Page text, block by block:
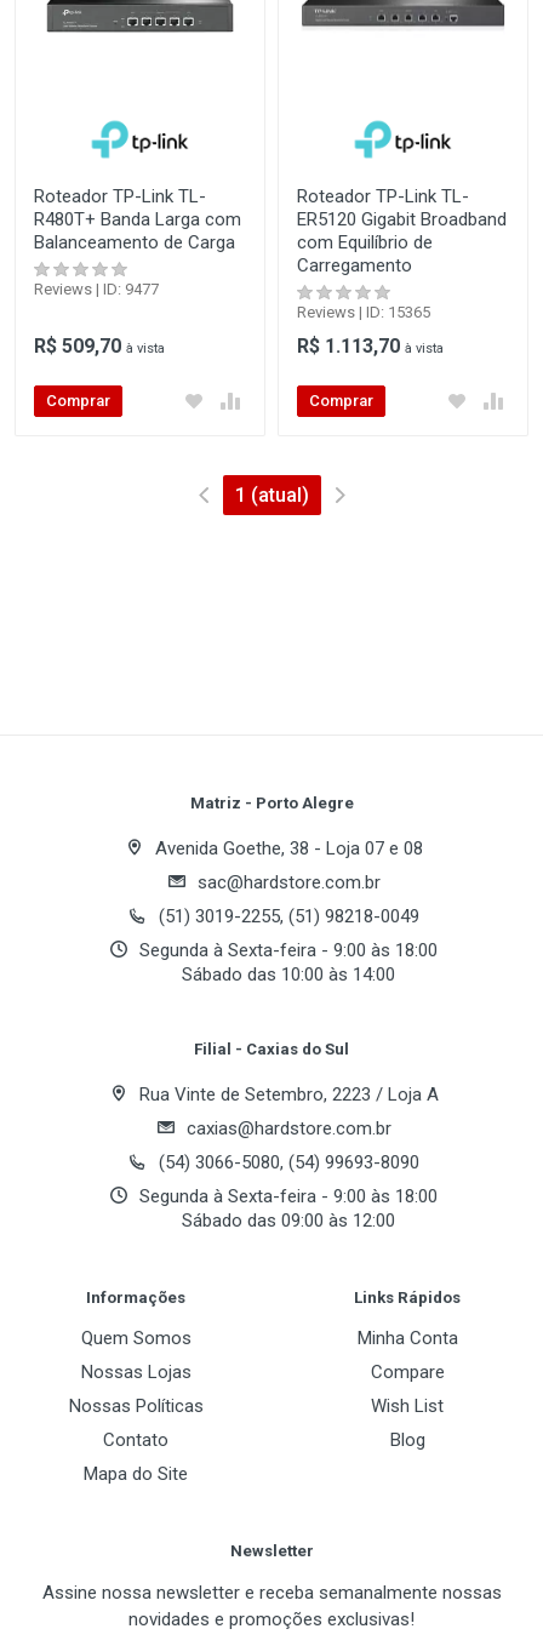
Roteador TP-Link TL-
R480T+ Banda Larga com
Balanceamento de Carga
Reviews | ID: 9477
R$ 509,70 à vista
Comprar
Roteador TP-Link TL-
ER5120 Gigabit Broadband
com Equilíbrio de
Carregamento
Reviews | ID: 15365
R$ 1.113,70 à vista
Comprar
1 (atual)
Matriz - Porto Alegre
Avenida Goethe, 38 - Loja 07 e 08
sac@hardstore.com.br
(51) 3019-2255, (51) 98218-0049
Segunda à Sexta-feira - 9:00 às 18:00
Sábado das 10:00 às 14:00
Filial - Caxias do Sul
Rua Vinte de Setembro, 2223 / Loja A
caxias@hardstore.com.br
(54) 3066-5080, (54) 99693-8090
Segunda à Sexta-feira - 9:00 às 18:00
Sábado das 09:00 às 12:00
Informações
Quem Somos
Nossas Lojas
Nossas Políticas
Contato
Mapa do Site
Links Rápidos
Minha Conta
Compare
Wish List
Blog
Newsletter
Assine nossa newsletter e receba semanalmente nossas
novidades e promoções exclusivas!